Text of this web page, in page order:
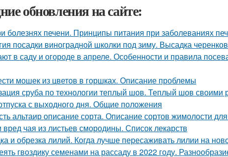
обновления на сайте:
болезнях печени. Принципы питания при заболеваниях
посадки виноградной школки под зиму. Высадка
в саду и огороде в апреле. Особенности и правила
мошек из цветов в горшках. Описание проблемы
сруба по технологии теплый шов. Теплый шов своими
с выходного дня. Общие положения
альтаир описание сорта. Описание сортов жимолости
вред чая из листьев смородины. Список лекарств
и обрезка лилий. Когда лучше пересаживать лилии на
гвоздику семенами на рассаду в 2022 году.